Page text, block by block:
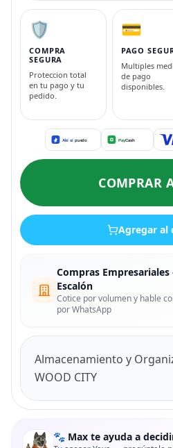
🛡️
COMPRA
SEGURA
Proteccion total
en tu pago y tu
pedido.
💳
PAGO
Multiples
de pago
disponibles.
COMPRAR
Agregar al
Compras
Escalón
Cotice por volumen y hable
por WhatsApp
Almacenamiento y
WOOD CITY
🐾 Max te ayuda a